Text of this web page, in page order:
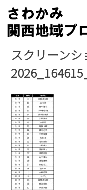
Skip
content
スクリーン
2026_164615_